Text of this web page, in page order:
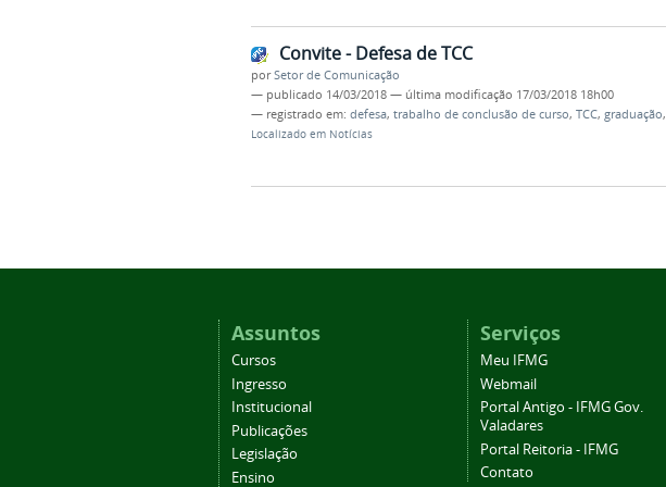
Convite - Defesa de TCC
porSetor de Comunicação
— publicado 14/03/2018 — última modificação 17/03/2018 18h00
— registrado em: defesa, trabalho de conclusão de curso, TCC, graduação,
Localizado em Notícias
Assuntos
Cursos
Ingresso
Institucional
Publicações
Legislação
Ensino
Serviços
Meu IFMG
Webmail
Portal Antigo - IFMG Gov.
Valadares
Portal Reitoria - IFMG
Contato